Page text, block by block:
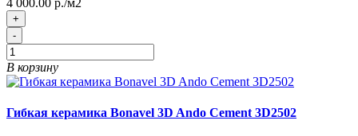
+
-
В корзину
Гибкая керамика Bonavel 3D Ando Cement 3D2502